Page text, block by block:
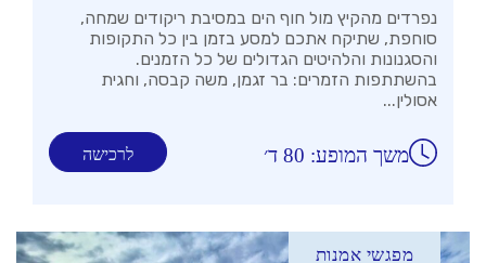
נפרדים מהקיץ מול חוף הים במסיבת ריקודים שמחה,
סוחפת, שתיקח אתכם למסע בזמן בין כל התקופות
והסגנונות והלהיטים הגדולים של כל הזמנים.
בהשתתפות הזמרים: בר זגמן, משה קבסה, וחגית
אסולין...
לרכישה משך המופע: 80 ד׳
מפגשי אמנות